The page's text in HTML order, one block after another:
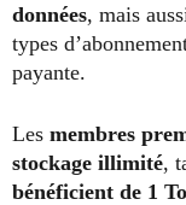
données, mais
types
payante.
Les membres
stockage illimité,
bénéficient de 1 To